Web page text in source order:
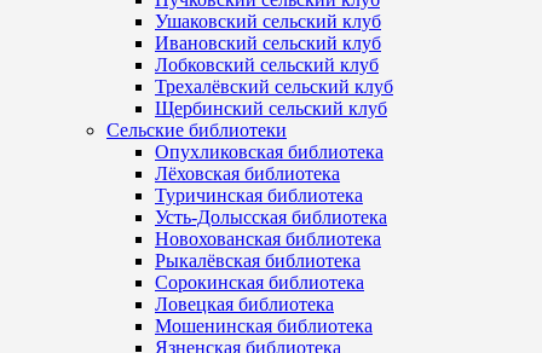
Ушаковский сельский клуб
Ивановский сельский клуб
Лобковский сельский клуб
Трехалёвский сельский клуб
Щербинский сельский клуб
Сельские библиотеки
Опухликовская библиотека
Лёховская библиотека
Туричинская библиотека
Усть-Долысская библиотека
Новохованская библиотека
Рыкалёвская библиотека
Сорокинская библиотека
Ловецкая библиотека
Мошенинская библиотека
Язненская библиотека